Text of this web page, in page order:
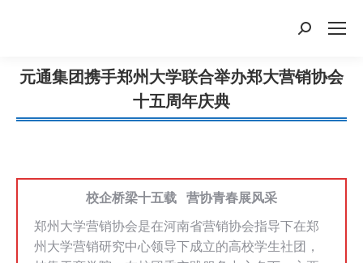
搜
元通集团携手郑州大学联合举办郑大营销协会
十五周年庆典
您在这里：
校企桥梁十五载 营协青春展风采
郑州大学营销协会是在河南省营销协会指导下在郑
州大学营销研究中心领导下成立的高校学生社团，